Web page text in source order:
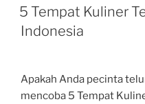
ON
5 Tempat Kuliner
Indonesia
Apakah Anda pecinta
mencoba 5 Tempat